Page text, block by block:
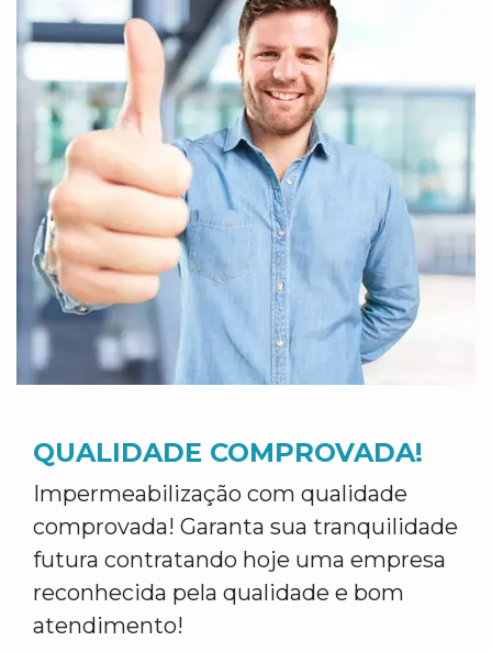
QUALIDADE COMPROVADA!
Impermeabilização com qualidade
comprovada! Garanta sua tranquilidade
futura contratando hoje uma empresa
reconhecida pela qualidade e bom
atendimento!